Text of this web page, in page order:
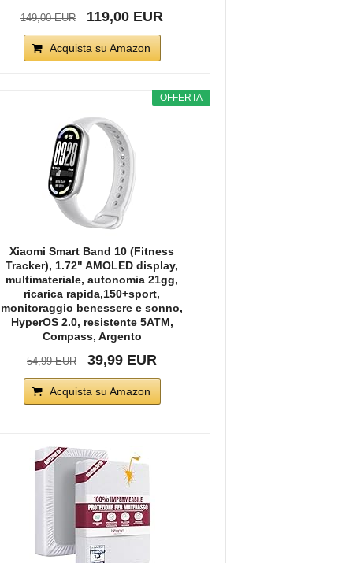
149,00 EUR 119,00 EUR
Acquista su Amazon
OFFERTA
Xiaomi Smart Band 10 (Fitness
Tracker), 1.72" AMOLED display,
multimateriale, autonomia 21gg,
ricarica rapida,150+sport,
monitoraggio benessere e sonno,
HyperOS 2.0, resistente 5ATM,
Compass, Argento
54,99 EUR 39,99 EUR
Acquista su Amazon